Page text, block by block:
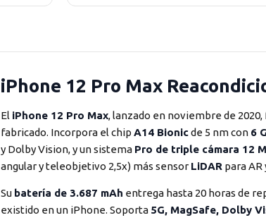
iPhone 12 Pro Max
El iPhone 12 Pro Max, lanzado en noviembre de
fabricado. Incorpora el chip A14 Bionicde 5 nm con 6
y Dolby Vision, y un sistema Pro de triple cámara 12
angular y teleobjetivo 2,5x) más sensor LiDAR para
Su batería de 3.687 mAh entrega hasta 20 horas de
existido en un iPhone. Soporta 5G, MagSafe, Dolby